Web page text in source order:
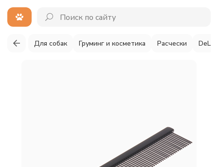
Для собак Груминг и косметика Расчески